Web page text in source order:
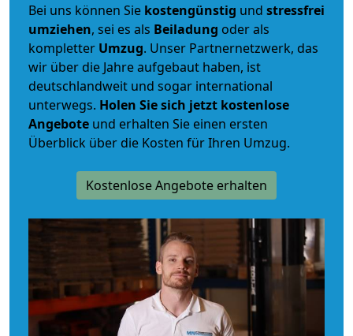
Bei uns können Sie kostengünstig und stressfrei
umziehen, sei es als Beiladung oder als
kompletter Umzug. Unser Partnernetzwerk, das
wir über die Jahre aufgebaut haben, ist
deutschlandweit und sogar international
unterwegs. Holen Sie sich jetzt kostenlose
Angebote und erhalten Sie einen ersten
Überblick über die Kosten für Ihren Umzug.
Kostenlose Angebote erhalten